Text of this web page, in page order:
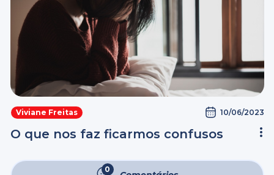
Viviane Freitas 10/06/2023
O que nos faz ficarmos confusos
0